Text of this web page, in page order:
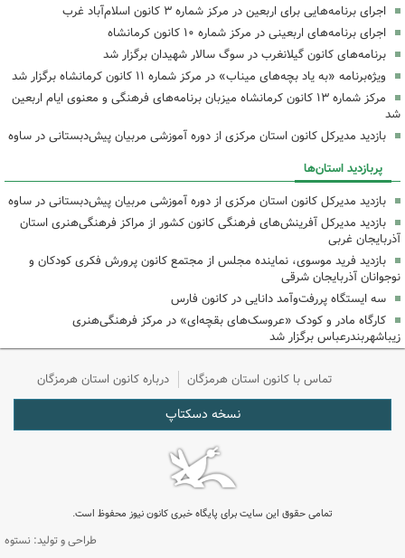
اجرای برنامه‌هایی برای اربعین در مرکز شماره ۳ کانون اسلام‌آباد غرب
اجرای برنامه‌های اربعینی در مرکز شماره ۱۰ کانون کرمانشاه
برنامه‌های کانون گیلانغرب در سوگ سالار شهیدان برگزار شد
ویژه‌برنامه «به یاد بچه‌های میناب» در مرکز شماره ۱۱ کانون کرمانشاه برگزار شد
مرکز شماره ۱۳ کانون کرمانشاه میزبان برنامه‌های فرهنگی و معنوی ایام اربعین
شد
بازدید مدیرکل کانون استان مرکزی از دوره آموزشی مربیان پیش‌دبستانی در ساوه
پربازدید استان‌ها
بازدید مدیرکل کانون استان مرکزی از دوره آموزشی مربیان پیش‌دبستانی در ساوه
بازدید مدیرکل آفرینش‌های فرهنگی کانون کشور از مراکز فرهنگی‌هنری استان
آذربایجان غربی
بازدید فرید موسوی، نماینده مجلس از مجتمع کانون پرورش فکری کودکان و
نوجوانان آذربایجان شرقی
سه ایستگاه پررفت‌وآمد دانایی در کانون فارس
کارگاه مادر و کودک «عروسک‌های بقچه‌ای» در مرکز فرهنگی‌هنری
زیباشهربندرعباس برگزار شد
تماس با کانون استان هرمزگان درباره کانون استان هرمزگان
نسخه دسکتاپ
تمامی حقوق این سایت برای پایگاه خبری کانون نیوز محفوظ است.
طراحی و تولید: نستوه